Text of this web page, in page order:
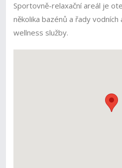
Sportovně-relaxační areál je
několika bazénů a řady
wellness služby.